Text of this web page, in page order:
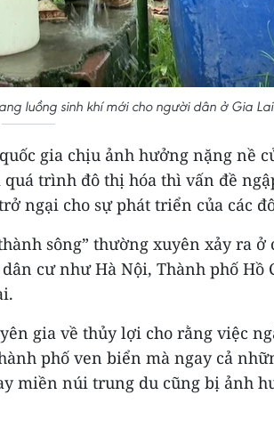
luồng sinh khí mới cho người dân ở Gia
gia chịu ảnh hưởng nặng nề
trình đô thị hóa thì vấn đề
ngại cho sự phát triển của các
sông” thường xuyên xảy ra ở
cư như Hà Nội, Thành phố Hồ
gia về thủy lợi cho rằng việc
phố ven biển mà ngay cả
miền núi trung du cũng bị ảnh